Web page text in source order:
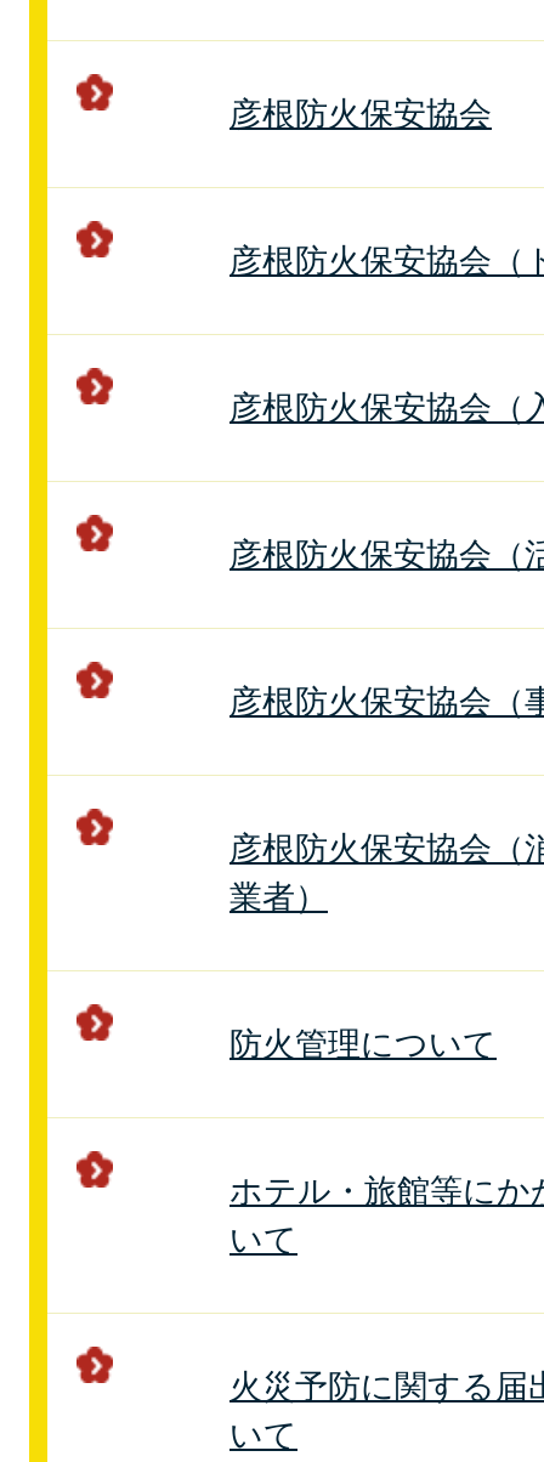
彦根防火保安協会
彦根防火保安協会（
彦根防火保安協会（
彦根防火保安協会（
彦根防火保安協会（
彦根防火保安協会（
業者）
防火管理について
ホテル・旅館等に
いて
火災予防に関する届
いて